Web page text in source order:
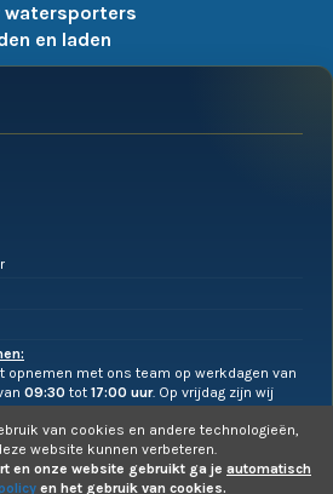
watersporters
en laden
met ons team op werkdagen van
09:30 tot 17:00 uur. Op vrijdag zijn wij
van cookies en andere technologieën,
website kunnen verbeteren.
en onze website gebruikt ga je automatisch
en het gebruik van cookies.